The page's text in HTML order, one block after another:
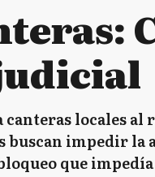
locales al
impedir la
que